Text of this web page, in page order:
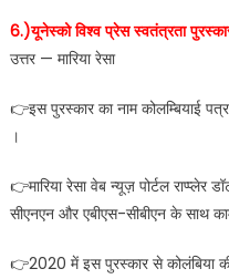
6.)यूनेस्को विश्व प्रेस स्वतंत्रता
उत्तर — मारिया रेसा
👉इस पुरस्कार का नाम कोलम्बियाई
।
👉मारिया रेसा वेब न्यूज़ पोर्टल
सीएनएन और एबीएस-सीबीएन के साथ
👉2020 में इस पुरस्कार से कोलंबिया की